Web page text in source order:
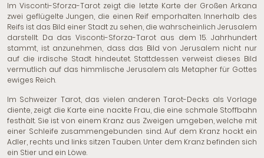
Im Visconti-Sforza-Tarot zeigt die letzte Karte der Großen Arkana
zwei geflügelte Jungen, die einen Reif emporhalten. Innerhalb des
Reifs ist das Bild einer Stadt zu sehen, die wahrscheinlich Jerusalem
darstellt. Da das Visconti-Sforza-Tarot aus dem 15. Jahrhundert
stammt, ist anzunehmen, dass das Bild von Jerusalem nicht nur
auf die irdische Stadt hindeutet. Stattdessen verweist dieses Bild
vermutlich auf das himmlische Jerusalem als Metapher für Gottes
ewiges Reich.
Im Schweizer Tarot, das vielen anderen Tarot-Decks als Vorlage
diente, zeigt die Karte eine nackte Frau, die eine schmale Stoffbahn
festhält. Sie ist von einem Kranz aus Zweigen umgeben, welche mit
einer Schleife zusammengebunden sind. Auf dem Kranz hockt ein
Adler, rechts und links sitzen Tauben. Unter dem Kranz befinden sich
ein Stier und ein Löwe.